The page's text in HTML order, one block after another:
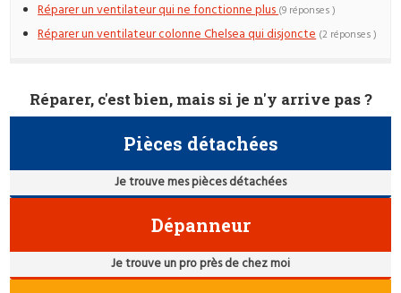
Réparer un ventilateur qui ne fonctionne plus(9 réponses )
Réparer un ventilateur colonne Chelsea qui disjoncte (2 réponses )
Réparer, c'est bien, mais si je n'y arrive pas ?
Pièces détachées
Je trouve mes pièces détachées
Dépanneur
Je trouve un pro près de chez moi